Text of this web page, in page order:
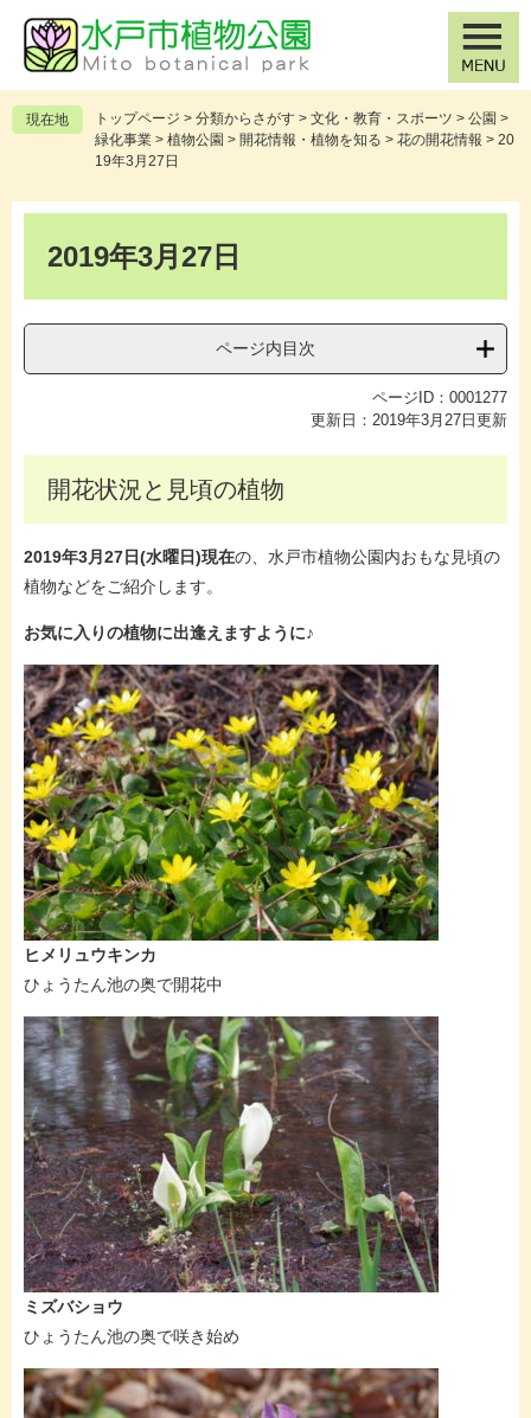
の
先
頭
ー
を
飛
現在地 トップページ > 分類からさがす > 文化・教育・スポーツ > 公園 >
緑化事業 > 植物公園 > 開花情報・植物を知る > 花の開花情報 > 20
19年3月27日
2019年3月27日
ページ内目次
ページID：0001277
更新日：2019年3月27日更新
開花状況と見頃の植物
2019年3月27日(水曜日)現在の、水戸市植物公園内おもな見頃の
植物などをご紹介します。
お気に入りの植物に出逢えますように♪
ヒメリュウキンカ
ひょうたん池の奥で開花中
ミズバショウ
ひょうたん池の奥で咲き始め